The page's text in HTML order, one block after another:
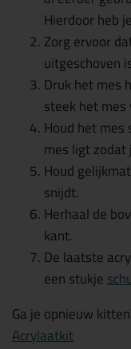
Hierdoor heb
Zorg ervoor
uitgeschoven
Druk het mes
steek het
Houd het
mes ligt
Houd
snijdt.
Herhaal de
kant.
De laatste
een stukje
Ga je opnieuw
Acrylaatkit